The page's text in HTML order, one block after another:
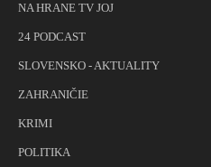
NA HRANE TV JOJ
24 PODCAST
SLOVENSKO - AKTUALITY
ZAHRANIČIE
KRIMI
POLITIKA